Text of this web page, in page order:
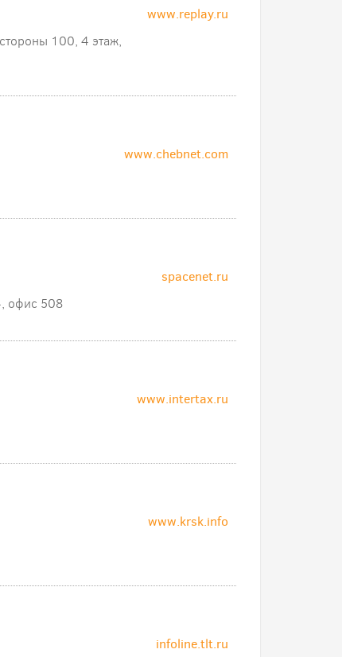
www.replay.ru
100, 4 этаж,
www.chebnet.com
spacenet.ru
офис 508
www.intertax.ru
www.krsk.info
infoline.tlt.ru